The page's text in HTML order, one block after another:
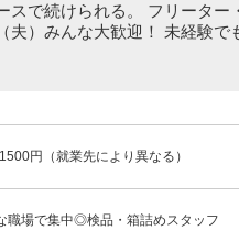
スで続けられる。 フリーター
（夫）みんな大歓迎！ 未経験で
円（就業先により異なる）
職場で集中◎検品・箱詰めスタッフ